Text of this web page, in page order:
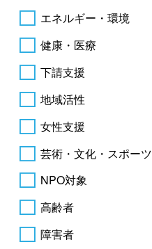
エネルギー・環境
健康・医療
下請支援
地域活性
女性支援
芸術・文化・スポーツ
NPO対象
高齢者
障害者